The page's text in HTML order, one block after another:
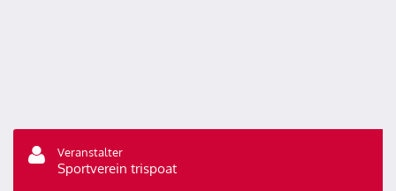
Veranstalter
Sportverein trispoat